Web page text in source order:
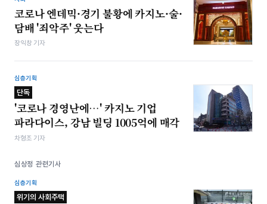
코로나 엔데믹·경기 불황에 카지노·술·
담배 '죄악주' 웃는다
장익창 기자
심층기획
단독
'코로나 경영난에…' 카지노 기업
파라다이스, 강남 빌딩 1005억에 매각
차형조 기자
심상정 관련기사
심층기획
위기의 사회주택